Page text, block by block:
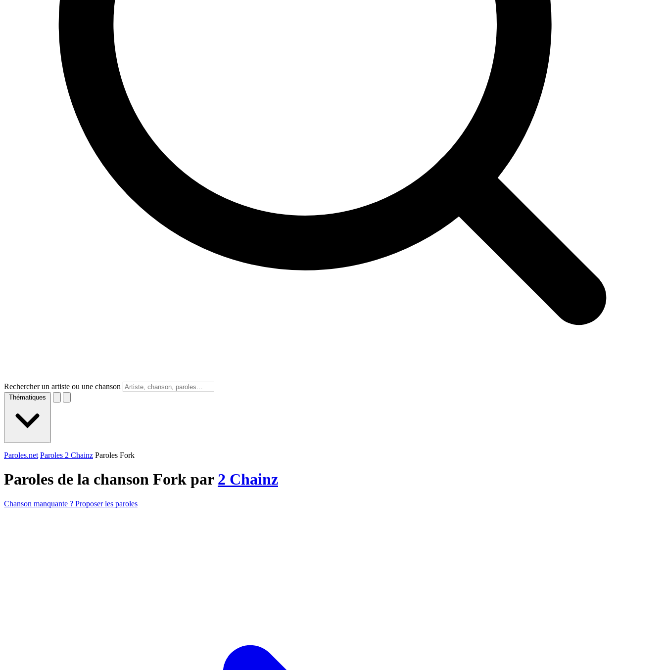
Rechercher un artiste ou une chanson
Thématiques
Paroles.net Paroles 2 Chainz Paroles Fork
Paroles de la chanson Fork par 2 Chainz
Chanson manquante ? Proposer les paroles